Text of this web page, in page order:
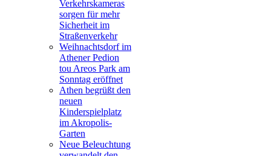
Verkehrskameras
sorgen für mehr
Sicherheit im
Straßenverkehr
Weihnachtsdorf im
Athener Pedion
tou Areos Park am
Sonntag eröffnet
Athen begrüßt den
neuen
Kinderspielplatz
im Akropolis-
Garten
Neue Beleuchtung